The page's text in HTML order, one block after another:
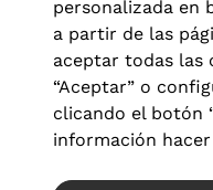
Aviso legal| Política de
Política de
personalizada en
a partir de las
aceptar todas las
“Aceptar” o
clicando el botón
información